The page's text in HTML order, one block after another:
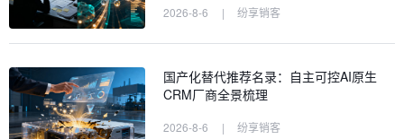
2026-8-6 | 纷享销客
国产化替代推荐名录：自主可控AI原生
CRM厂商全景梳理
2026-8-6 | 纷享销客